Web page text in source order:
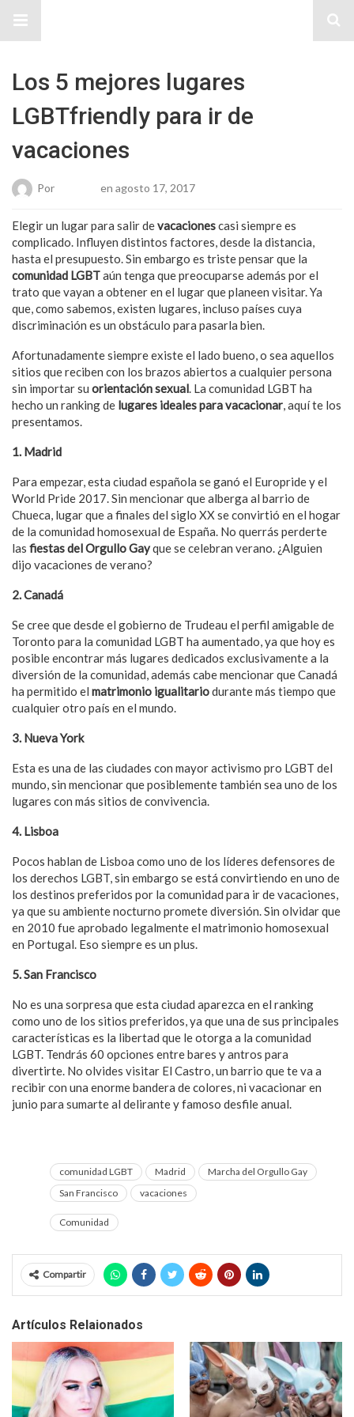
Los 5 mejores lugares
LGBTfriendly para ir de
vacaciones
Por en agosto 17, 2017
Elegir un lugar para salir devacacionescasi siempre es
complicado. Influyen distintos factores, desde la distancia,
hasta el presupuesto. Sin embargo es triste pensar que la
comunidad LGBTaún tenga que preocuparse además por el
trato que vayan a obtener en el lugar que planeen visitar. Ya
que, como sabemos, existen lugares, incluso países cuya
discriminación es un obstáculo para pasarla bien.
Afortunadamente siempre existe el lado bueno, o sea aquellos
sitios que reciben con los brazos abiertos a cualquier persona
sin importar su orientación sexual. La comunidad LGBT ha
hecho un ranking de lugares ideales para vacacionar, aquí te los
presentamos.
1. Madrid
Para empezar, esta ciudad española se ganó el Europride y el
World Pride 2017. Sin mencionar que alberga al barrio de
Chueca, lugar que a finales del siglo XX se convirtió en el hogar
de la comunidad homosexual de España. No querrás perderte
las fiestas del Orgullo Gayque se celebran verano. ¿Alguien
dijo vacaciones de verano?
2. Canadá
Se cree que desde el gobierno de Trudeau el perfil amigable de
Toronto para la comunidad LGBT ha aumentado, ya que hoy es
posible encontrar más lugares dedicados exclusivamente a la
diversión de la comunidad, además cabe mencionar que Canadá
ha permitido el matrimonio igualitariodurante más tiempo que
cualquier otro país en el mundo.
3. Nueva York
Esta es una de las ciudades con mayor activismo pro LGBT del
mundo, sin mencionar que posiblemente también sea uno de los
lugares con más sitios de convivencia.
4. Lisboa
Pocos hablan de Lisboa como uno de los líderes defensores de
los derechos LGBT, sin embargo se está convirtiendo en uno de
los destinos preferidos por la comunidad para ir de vacaciones,
ya que su ambiente nocturno promete diversión. Sin olvidar que
en 2010 fue aprobado legalmente el matrimonio homosexual
en Portugal. Eso siempre es un plus.
5. San Francisco
No es una sorpresa que esta ciudad aparezca en el ranking
como uno de los sitios preferidos, ya que una de sus principales
características es la libertad que le otorga a la comunidad
LGBT. Tendrás 60 opciones entre bares y antros para
divertirte. No olvides visitar El Castro, un barrio que te va a
recibir con una enorme bandera de colores, ni vacacionar en
junio para sumarte al delirante y famoso desfile anual.
comunidad LGBT Madrid
Marcha del Orgullo Gay
San Francisco
vacaciones
Comunidad
Compartir
Artículos Relaionados